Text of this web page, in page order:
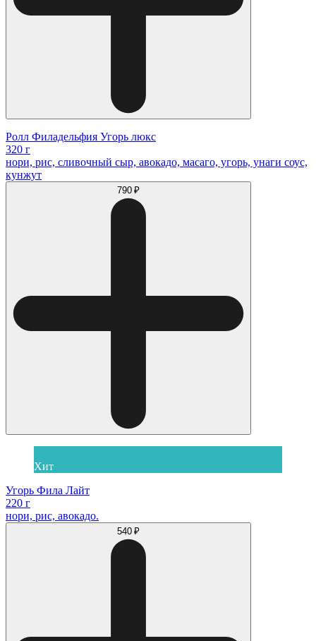
Ролл Филадельфия Угорь люкс
320 г
нори, рис, сливочный сыр, авокадо, масаго, угорь, унаги соус,
кунжут
790 ₽
Хит
Угорь Фила Лайт
220 г
нори, рис, авокадо.
540 ₽